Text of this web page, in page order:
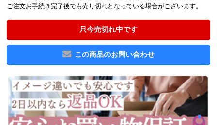
ご注文お手続き完了後でも売り切れとなっている場合がございます。
只今売切れ中です
この商品のお問い合わせ